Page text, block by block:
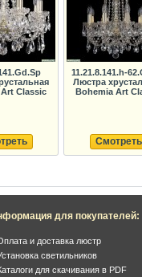
Classic
11.21.8.141.h-
Люстра
Bohemia Art
Смотреть
для покупателей:
и доставка люстр
светильников
для скачивания в PDF